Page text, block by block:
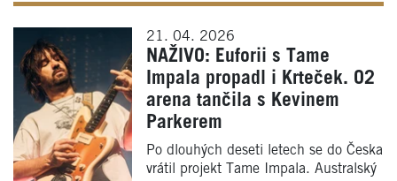
21. 04. 2026
NAŽIVO: Euforii s Tame
Impala propadl i Krteček. O2
arena tančila s Kevinem
Parkerem
Po dlouhých deseti letech se do Česka
vrátil projekt Tame Impala. Australský